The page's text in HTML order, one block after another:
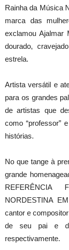
Rainha da Música
marca das
exclamou Ajalmar
dourado,
estrela.
Artista versátil e
para os grandes
de artistas que
como “professor”
histórias.
No que tange à
grande
REFERÊNCIA
NORDESTINA
cantor e
de seu pai e
respectivamente.